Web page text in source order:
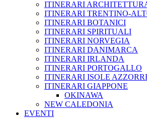
ITINERARI
ITINERARI TRENTINO-
ITINERARI BOTANICI
ITINERARI SPIRITUALI
ITINERARI NORVEGIA
ITINERARI DANIMARCA
ITINERARI IRLANDA
ITINERARI PORTOGALLO
ITINERARI ISOLE
ITINERARI GIAPPONE
OKINAWA
NEW CALEDONIA
EVENTI